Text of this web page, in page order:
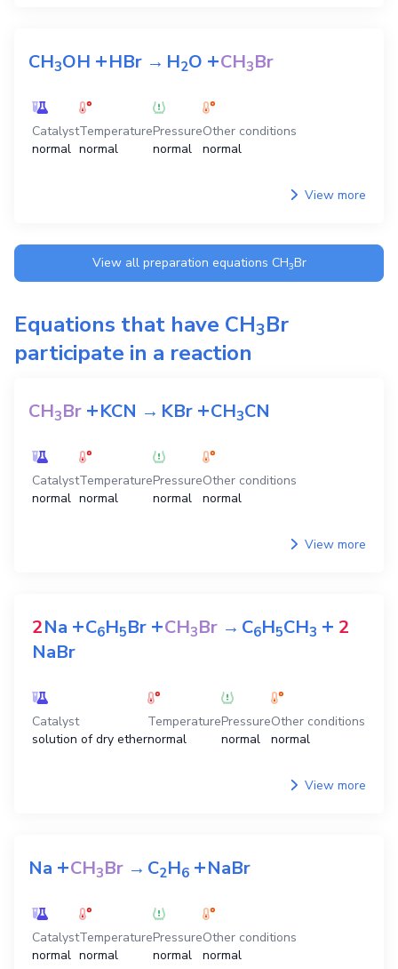
CH3OH +HBr →H2O +CH3Br
Catalyst
normal
Temperature
normal
Pressure
normal
Other conditions
normal
View more
View all preparation equations CH3Br
Equations that have CH3Br
participate in a reaction
CH3Br +KCN →KBr +CH3CN
Catalyst
normal
Temperature
normal
Pressure
normal
Other conditions
normal
View more
2Na +C6H5Br +CH3Br →C6H5CH3 + 2
NaBr
Catalyst
solution of dry ether
Temperature
normal
Pressure
normal
Other conditions
normal
View more
Na +CH3Br →C2H6 +NaBr
Catalyst
normal
Temperature
normal
Pressure
normal
Other conditions
normal